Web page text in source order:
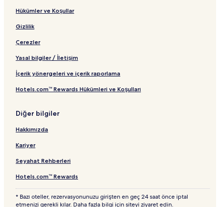
Hükümler ve Koşullar
Gizlilik
Çerezler
Yasal bilgiler / İletişim
İçerik yönergeleri ve içerik raporlama
Hotels.com™ Rewards Hükümleri ve Koşulları
Diğer bilgiler
Hakkımızda
Kariyer
Seyahat Rehberleri
Hotels.com™ Rewards
* Bazı oteller, rezervasyonunuzu girişten en geç 24 saat önce iptal
etmenizi gerekli kılar. Daha fazla bilgi için siteyi ziyaret edin.